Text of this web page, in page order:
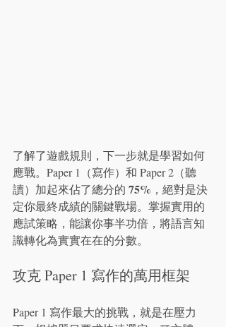
了解了遊戲規則，下一步就是學習如何
應戰。Paper 1（寫作）和 Paper 2（聽
讀）加起來佔了總分的 75% ，絕對是決
定你最終成績的關鍵戰場。掌握實用的
應試策略，能讓你事半功倍，將語言知
識轉化為實實在在的分數。
攻克 Paper 1 寫作的萬用框架
Paper 1 寫作最大的挑戰，就是在壓力